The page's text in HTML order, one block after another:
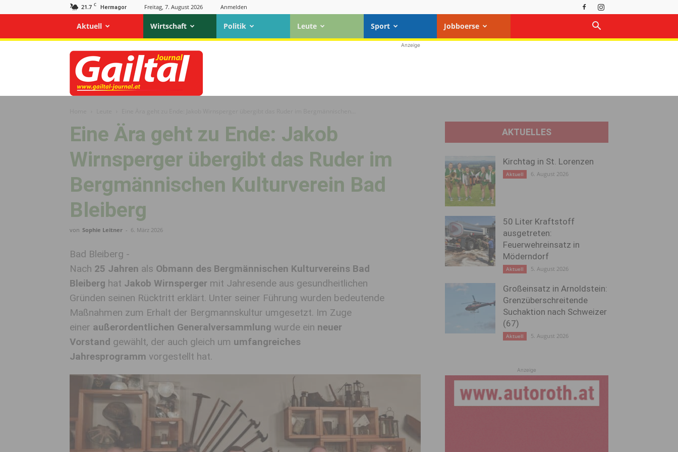
21.7 C Hermagor Freitag, 7. August 2026 Anmelden
Aktuell Wirtschaft Politik Leute Sport Jobboerse
Gailtal
Journal
Anzeige
Eine Ära geht zu Ende: Jakob
Wirnsperger übergibt das Ruder im
Bergmännischen Kulturverein Bad
Bleiberg
von Sophie Leitner - 6. März 2026
Bad Bleiberg -
Nach 25 Jahren als Obmann des Bergmännischen Kulturvereins Bad
Bleiberg hat Jakob Wirnsperger mit Jahresende aus gesundheitlichen
Gründen seinen Rücktritt erklärt. Unter seiner Führung wurden bedeutende
Maßnahmen zum Erhalt der Bergmannskultur umgesetzt. Im Zuge
einer außerordentlichen Generalversammlung wurde ein neuer
Vorstand gewählt, der auch gleich um umfangreiches
Jahresprogramm vorgestellt hat.
AKTUELLES
Kirchtag in St. Lorenzen
Aktuell 6. August 2026
50 Liter Kraftstoff
ausgetreten:
Feuerwehreinsatz in
Möderndorf
Aktuell 5. August 2026
Großeinsatz in Arnoldstein:
Grenzüberschreitende
Suchaktion nach Schweizer
(67)
Aktuell 5. August 2026
Anzeige